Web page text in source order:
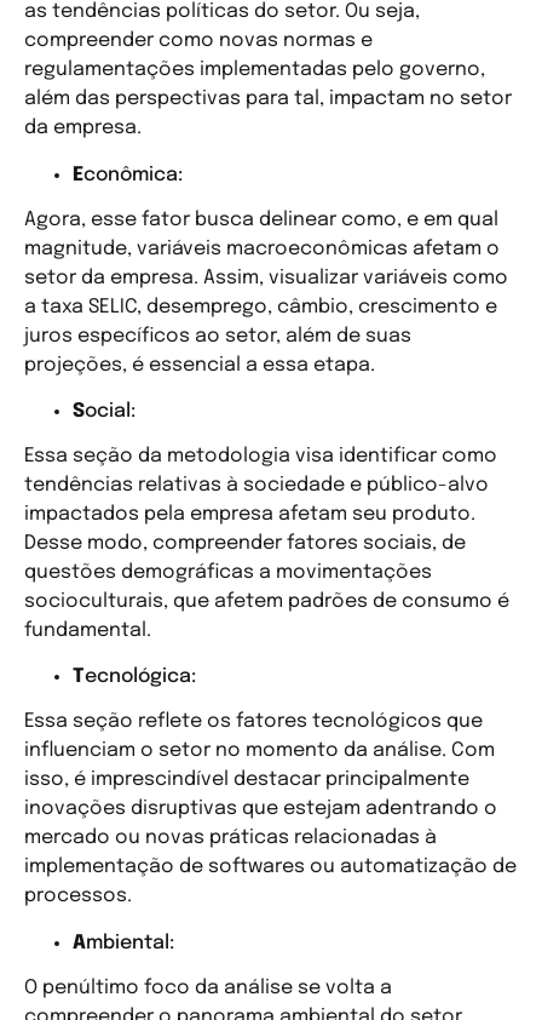
as tendências políticas do setor. Ou seja,
compreender como novas normas e
regulamentações implementadas pelo governo,
além das perspectivas para tal, impactam no setor
da empresa.
Econômica:
Agora, esse fator busca delinear como, e em qual
magnitude, variáveis macroeconômicas afetam o
setor da empresa. Assim, visualizar variáveis como
a taxa SELIC, desemprego, câmbio, crescimento e
juros específicos ao setor, além de suas
projeções, é essencial a essa etapa.
Social:
Essa seção da metodologia visa identificar como
tendências relativas à sociedade e público-alvo
impactados pela empresa afetam seu produto.
Desse modo, compreender fatores sociais, de
questões demográficas a movimentações
socioculturais, que afetem padrões de consumo é
fundamental.
Tecnológica:
Essa seção reflete os fatores tecnológicos que
influenciam o setor no momento da análise. Com
isso, é imprescindível destacar principalmente
inovações disruptivas que estejam adentrando o
mercado ou novas práticas relacionadas à
implementação de softwares ou automatização de
processos.
Ambiental:
O penúltimo foco da análise se volta a